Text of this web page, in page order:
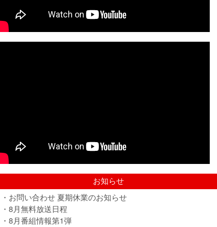
お知らせ
・お問い合わせ 夏期休業のお知らせ
・8月無料放送日程
・8月番組情報第1弾